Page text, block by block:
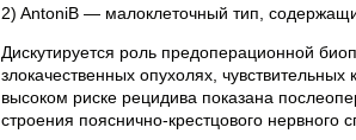
2) AntoniB — малоклеточный тип,
Дискутируется роль предоперационной
злокачественных опухолях,
высоком риске рецидива показана
строения пояснично-крестцового нервного